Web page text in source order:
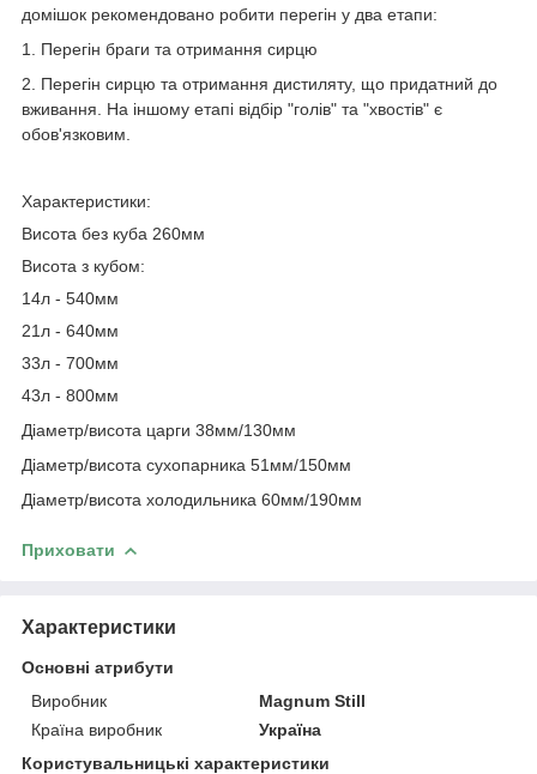
домішок рекомендовано робити перегін у два етапи:
1. Перегін браги та отримання сирцю
2. Перегін сирцю та отримання дистиляту, що придатний до
вживання. На іншому етапі відбір "голів" та "хвостів" є
обов'язковим.
Характеристики:
Висота без куба 260мм
Висота з кубом:
14л - 540мм
21л - 640мм
33л - 700мм
43л - 800мм
Діаметр/висота царги 38мм/130мм
Діаметр/висота сухопарника 51мм/150мм
Діаметр/висота холодильника 60мм/190мм
Приховати
Характеристики
Основні атрибути
Виробник
Magnum Still
Країна виробник
Україна
Користувальницькі характеристики